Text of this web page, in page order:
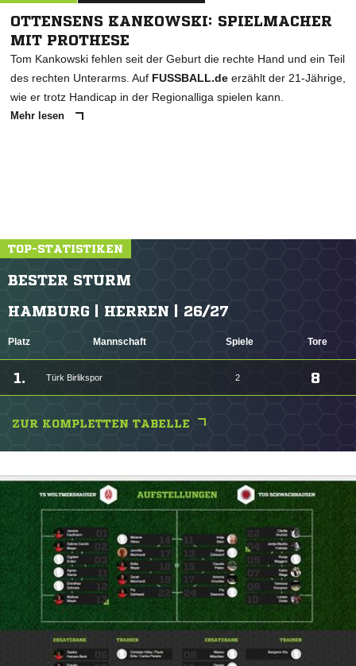
OTTENSENS KANKOWSKI: SPIELMACHER
MIT PROTHESE
Tom Kankowski fehlen seit der Geburt die rechte Hand und ein Teil
des rechten Unterarms. Auf FUSSBALL.de erzählt der 21-Jährige,
wie er trotz Handicap in der Regionalliga spielen kann.
Mehr lesen
TOP-STATISTIKEN
BESTER STURM
HAMBURG | HERREN | 26/27
Platz Mannschaft Spiele Tore
1. Türk Birlikspor 2 8
ZUR KOMPLETTEN TABELLE